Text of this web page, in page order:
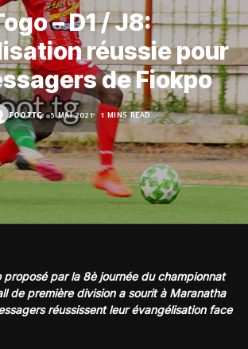
– D1 / J8:
réussie pour
de Fiokpo
FOOT.TG 5 MAI 2021 1 MINS READ
par la 8è journée du championnat
de première division a sourit à Maranatha
réussissent leur évangélisation face